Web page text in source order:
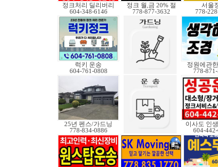
정크처리 딜리버리
604-348-6146
정크 월,금 20% 절
778-877-3632
서울
778-
럭키 운송
604-761-0808
정원에관
778-
25년 펜스/가드닝
778-834-0886
이사도 인
604-